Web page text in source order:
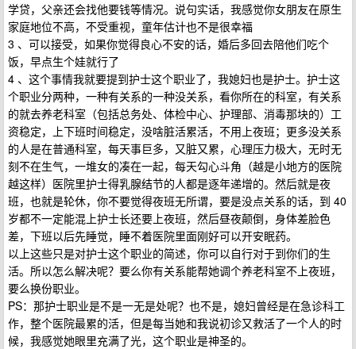
学贷，父亲还会找他要钱等情况。说句实话，我感觉你女朋友在原生
家庭地位不高，不受重视，童年估计也不是很幸福
3 、可以接受，如果你觉得良心不安的话，婚后多回去陪他们吃个
饭，早点生个娃就行了
4 、这个事情我就要提到护士这个职业了，我媳妇也是护士。护士这
个职业分两种，一种有关系的一种没关系，看你所在的科室，有关系
的就去养老科室（包括总务处、体检中心、护理部、消毒那块的）工
资稳定，上下班时间稳定，没啥脏活累活，不用上夜班；更多没关系
的人是在普通科室，每天事巨多，又脏又累，心理压力极大，无时无
刻不在生气，一堆女的凑在一起，每天勾心斗角（越是小地方的医院
越这样）医院里护士得乳腺结节的人都是逐年递增的。然后就是夜
班，也就是轮休，你不要觉得夜班无所谓，要是没点关系的话，到 40
岁都不一定能混上护士长还要上夜班，然后昼夜颠倒，身体差脸色
差，下班以后先睡觉，睡不着医院里面刚好可以开安眠药。
以上这些只是对护士这个职业的简述，你可以自行对于到你们的生
活。所以怎么解决呢？要么你有关系能帮她调个养老科室不上夜班，
要么换份职业。
PS：那护士职业是不是一无是处呢？也不是，媳妇曾经是在急诊科工
作，整个医院最累的活，但是每当她和我说初诊又救活了一个人的时
候，我感觉她眼里充满了光，这个职业是神圣的。